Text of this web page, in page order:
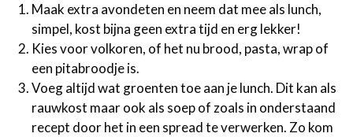
Maak extra avondeten en neem dat mee als lunch,
simpel, kost bijna geen extra tijd en erg lekker!
Kies voor volkoren, of het nu brood, pasta, wrap of
een pitabroodje is.
Voeg altijd wat groenten toe aan je lunch. Dit kan als
rauwkost maar ook als soep of zoals in onderstaand
recept door het in een spread te verwerken. Zo kom